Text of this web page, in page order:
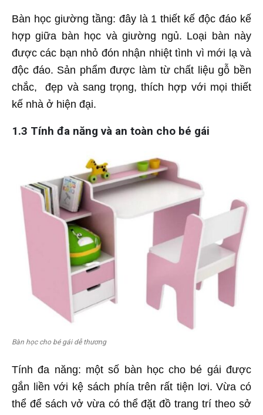
Bàn học giường tầng: đây là 1 thiết kế độc đáo kế
hợp giữa bàn học và giường ngủ. Loại bàn này
được các bạn nhỏ đón nhận nhiệt tình vì mới lạ và
độc đáo. Sản phẩm được làm từ chất liệu gỗ bền
chắc, đẹp và sang trọng, thích hợp với mọi thiết
kế nhà ở hiện đại.
1.3 Tính đa năng và an toàn cho bé gái
Bàn học cho bé gái dễ thương
Tính đa năng: một số bàn học cho bé gái được
gắn liền với kệ sách phía trên rất tiện lơi. Vừa có
thể để sách vở vừa có thể đặt đồ trang trí theo sở